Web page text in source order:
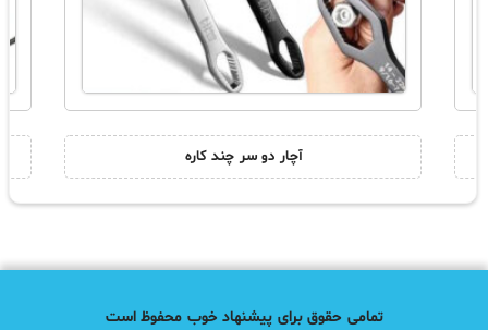
آچار دو سر چند کاره
تمامی حقوق برای پیشنهاد خوب محفوظ است